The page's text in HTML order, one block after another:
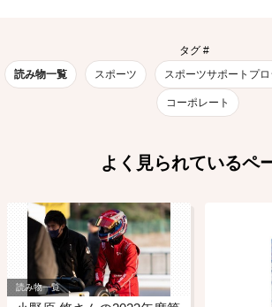
タグ #
読み物一覧
スポーツ スポーツサポートプロ
コーポレート
よく見られているペ
読み物一覧